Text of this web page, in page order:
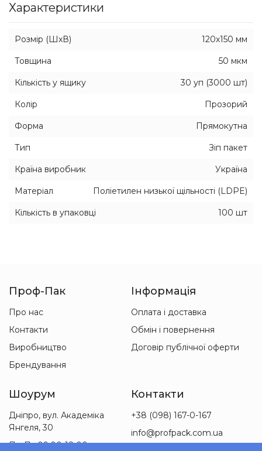
Характеристики
Розмір (ШхВ) 120х150 мм
Товщина 50 мкм
Кількість у ящику 30 уп (3000 шт)
Колір Прозорий
Форма Прямокутна
Тип Зіп пакет
Країна виробник Україна
Матеріал Поліетилен низької щільності (LDPE)
Кількість в упаковці 100 шт
Проф-Пак
Про нас
Контакти
Виробництво
Брендування
Інформація
Оплата і доставка
Обмін і повернення
Договір публічної оферти
Шоурум
Дніпро, вул. Академіка
Янгеля, 30
Пн-Пт 09:00-18:00
Контакти
+38 (098) 167-0-167
info@profpack.com.ua